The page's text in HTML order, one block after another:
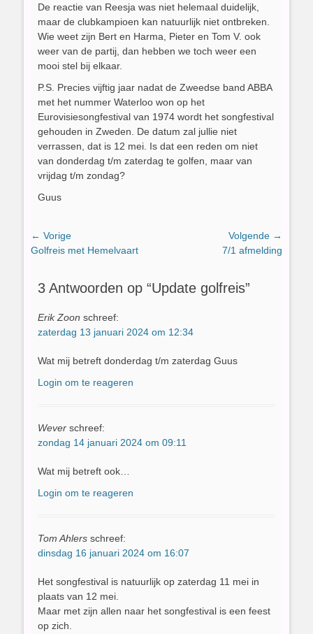
De reactie van Reesja was niet helemaal duidelijk,
maar de clubkampioen kan natuurlijk niet ontbreken.
Wie weet zijn Bert en Harma, Pieter en Tom V. ook
weer van de partij, dan hebben we toch weer een
mooi stel bij elkaar.
P.S. Precies vijftig jaar nadat de Zweedse band ABBA
met het nummer Waterloo won op het
Eurovisiesongfestival van 1974 wordt het songfestival
gehouden in Zweden. De datum zal jullie niet
verrassen, dat is 12 mei. Is dat een reden om niet
van donderdag t/m zaterdag te golfen, maar van
vrijdag t/m zondag?
Guus
Bericht
navigatie
← Vorige
Vorig
Golfreis met Hemelvaart
Volgende →
7/1 afmelding
3 Antwoorden op “Update golfreis”
Erik Zoon schreef:
zaterdag 13 januari 2024 om 12:34
Wat mij betreft donderdag t/m zaterdag Guus
Login om te reageren
Wever schreef:
zondag 14 januari 2024 om 09:11
Wat mij betreft ook…
Login om te reageren
Tom Ahlers schreef:
dinsdag 16 januari 2024 om 16:07
Het songfestival is natuurlijk op zaterdag 11 mei in
plaats van 12 mei.
Maar met zijn allen naar het songfestival is een feest
op zich.